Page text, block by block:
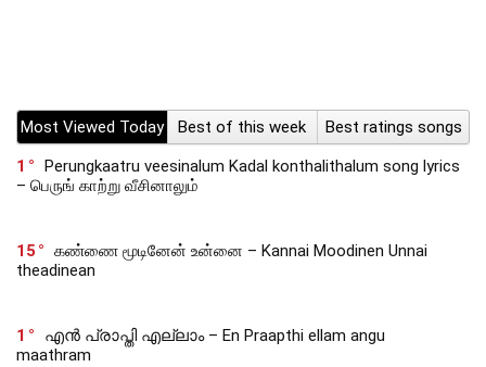
Most Viewed Today Best of this week
Best ratings songs
1
Perungkaatru veesinalum Kadal konthalithalum song lyrics
– பெருங் காற்று வீசினாலும்
15
கண்ணை மூடினேன் உன்னை – Kannai Moodinen Unnai
theadinean
1
എൻ പ്രാപ്തി എല്ലാം – En Praapthi ellam angu
maathram